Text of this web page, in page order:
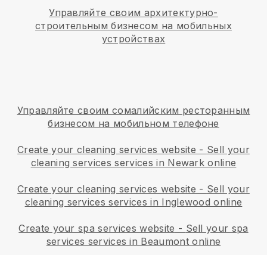
Управляйте своим архитектурно-
строительным бизнесом на мобильных
устройствах
Управляйте своим сомалийским ресторанным
бизнесом на мобильном телефоне
Create your cleaning services website - Sell your
cleaning services services in Newark online
Create your cleaning services website - Sell your
cleaning services services in Inglewood online
Create your spa services website - Sell your spa
services services in Beaumont online